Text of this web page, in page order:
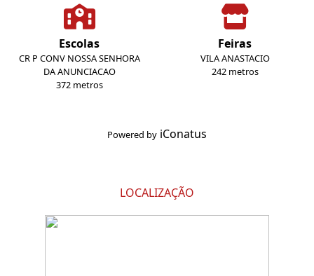
Escolas
CR P CONV NOSSA SENHORA
DA ANUNCIACAO
372 metros
Feiras
VILA ANASTACIO
242 metros
Powered by iConatus
LOCALIZAÇÃO